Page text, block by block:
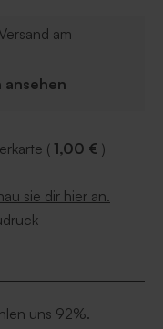
am
ansehen
( 1,00 € )
sie dir hier an.
uns 92%.